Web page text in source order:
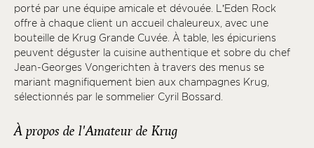
porté par une équipe amicale et dévouée. L’Eden Rock
offre à chaque client un accueil chaleureux, avec une
bouteille de Krug Grande Cuvée. À table, les épicuriens
peuvent déguster la cuisine authentique et sobre du chef
Jean-Georges Vongerichten à travers des menus se
mariant magnifiquement bien aux champagnes Krug,
sélectionnés par le sommelier Cyril Bossard.
À propos de l'Amateur de Krug